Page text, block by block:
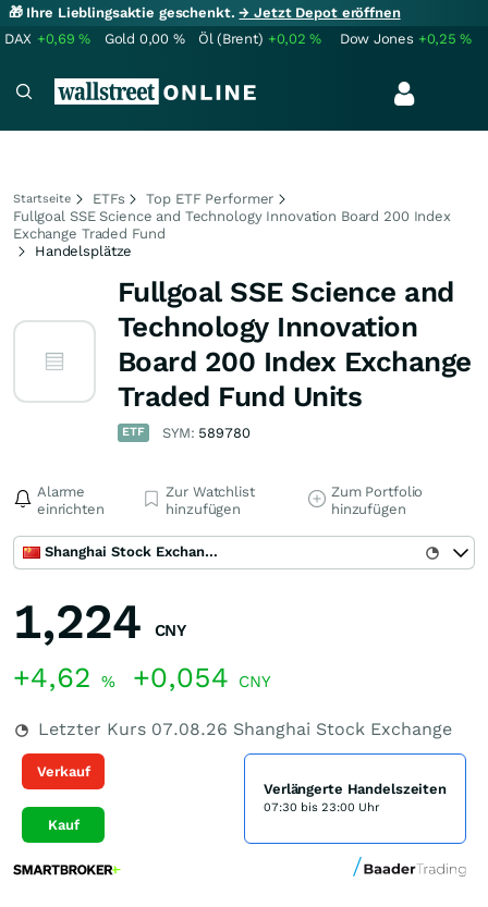
🎁 Ihre Lieblingsaktie geschenkt.→ Jetzt Depot eröffnen
DAX +0,69% Gold 0,00 % Öl (Brent) +0,02% Dow Jones +0,25%
Startseite ETFs
Top ETF Performer
Fullgoal SSE Science and Technology Innovation Board 200 Index
Exchange Traded Fund
Handelsplätze
Fullgoal SSE Science and
Technology Innovation
Board 200 Index Exchange
Traded Fund Units
ETF SYM: 589780
Alarme
einrichten
Zur Watchlist
hinzufügen
Zum Portfolio
hinzufügen
Shanghai Stock Exchange
1,224 CNY
+4,62 % +0,054 CNY
Letzter Kurs 07.08.26 Shanghai Stock Exchange
Verkauf
Kauf
Verlängerte Handelszeiten
07:30 bis 23:00 Uhr